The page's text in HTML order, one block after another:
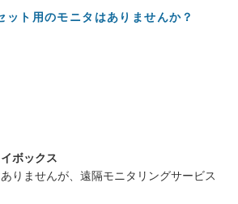
ット用のモニタはありませんか？
ボックス
りませんが、遠隔モニタリングサービス